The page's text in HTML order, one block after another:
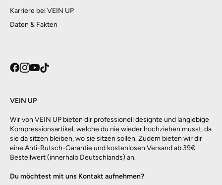
Karriere bei VEIN UP
Daten & Fakten
VEIN UP
Wir von VEIN UP bieten dir professionell designte und langlebige
Kompressionsartikel, welche du nie wieder hochziehen musst, da
sie da sitzen bleiben, wo sie sitzen sollen. Zudem bieten wir dir
eine Anti-Rutsch-Garantie und kostenlosen Versand ab 39€
Bestellwert (innerhalb Deutschlands) an.
Du möchtest mit uns Kontakt aufnehmen?